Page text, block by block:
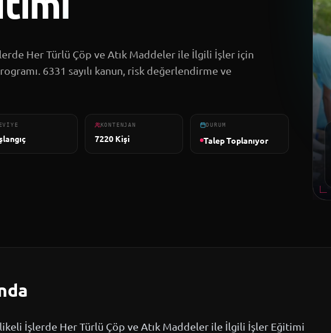
Her Türlü Çöp ve Atık Maddeler ile İlgili İşler için
6331 sayılı kanun, risk değerlendirme ve
KONTENJAN
7220Kişi
DURUM
Talep Toplanıyor
İşlerde Her Türlü Çöp ve Atık Maddeler ile İlgili İşler Eğitimi